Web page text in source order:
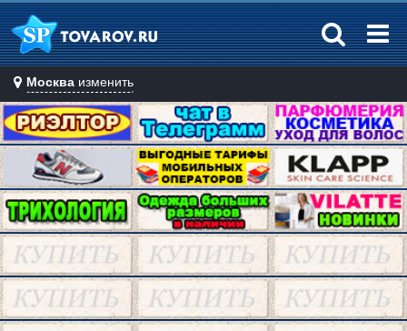
Москва изменить